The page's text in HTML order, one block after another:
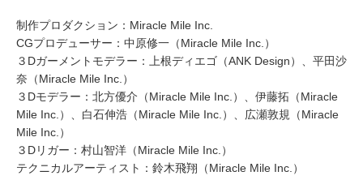
制作プロダクション：Miracle Mile Inc.
CGプロデューサー：中原修一（Miracle Mile Inc.）
３Dガーメントモデラー：上根ディエゴ（ANK Design）、平田沙
奈（Miracle Mile Inc.）
３Dモデラー：北方優介（Miracle Mile Inc.）、伊藤拓（Miracle
Mile Inc.）、白石伸浩（Miracle Mile Inc.）、広瀬敦規（Miracle
Mile Inc.）
３Dリガー：村山智洋（Miracle Mile Inc.）
テクニカルアーティスト：鈴木飛翔（Miracle Mile Inc.）